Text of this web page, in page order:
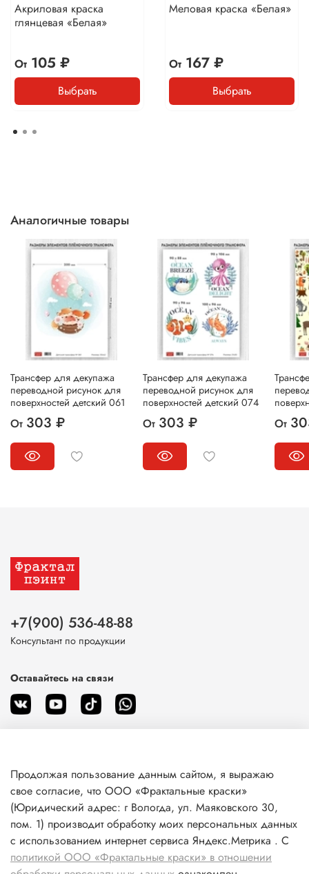
Акриловая краска
глянцевая «Белая»
От105 ₽
Выбрать
Меловая краска «Белая»
От167 ₽
Выбрать
Аналогичные товары
Трансфер для декупажа
переводной рисунок для
поверхностей детский 061
От 303 ₽
Трансфер для декупажа
переводной рисунок для
поверхностей детский 074
От 303 ₽ От
О магазине
Клиентам
Информация
+7(900) 536-48-88
Консультант по продукции
Оставайтесь на связи
Продолжая пользование данным сайтом, я выражаю
свое согласие, что ООО «Фрактальные краски»
(Юридический адрес: г Вологда, ул. Маяковского 30,
пом. 1) производит обработку моих персональных данных
с использованием интернет сервиса Яндекс.Метрика . С
политикой ООО «Фрактальные краски» в отношении